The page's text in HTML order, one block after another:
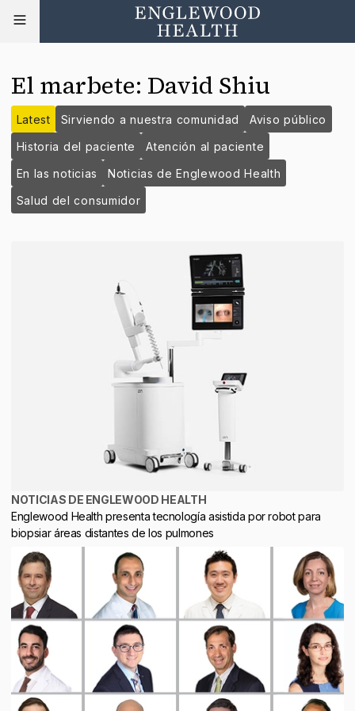
El marbete: David Shiu
Latest Sirviendo a nuestra comunidad
Aviso público
Historia del paciente
Atención al paciente
En las noticias
Noticias de Englewood Health
Salud del consumidor
NOTICIAS DE ENGLEWOOD HEALTH
Englewood Health presenta tecnología asistida por robot para
biopsiar áreas distantes de los pulmones